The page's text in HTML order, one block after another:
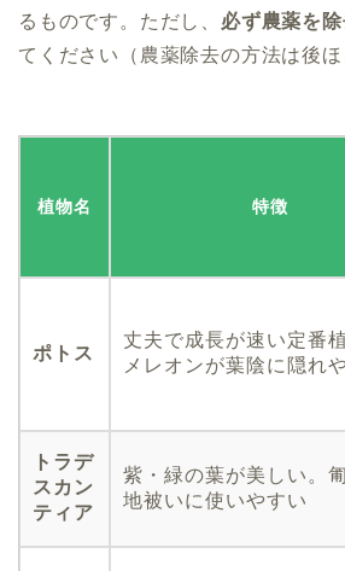
るものです。ただし、 必ず農薬を
てください（農薬除去の方法は後ほ
植物名 特徴
ポトス
丈夫で成長が速い定番
メレオンが葉陰に隠れ
トラデ
スカン
ティア
紫・緑の葉が美しい。
地被いに使いやすい